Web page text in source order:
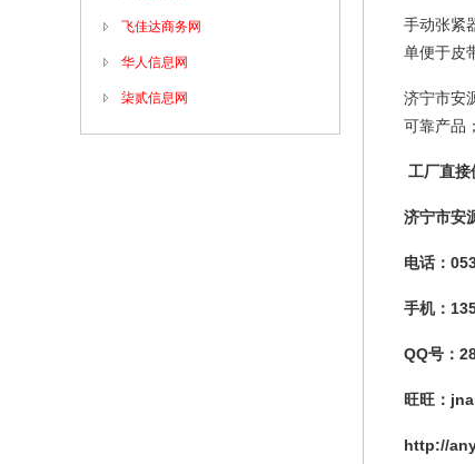
飞佳达商务网
华人信息网
柒贰信息网
手动张紧
单便于皮
济宁市安
可靠产品
工厂直接
济宁市安
电话：
手机：
QQ号：
旺旺：
http://